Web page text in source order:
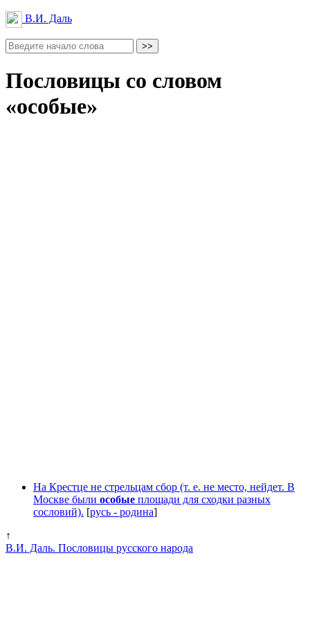
В.И. Даль
Пословицы со словом
«особые»
На Крестце не стрельцам сбор (т. е. не место, нейдет. В
Москве были особые площади для сходки разных
сословий). [русь - родина]
↑
В.И. Даль. Пословицы русского народа